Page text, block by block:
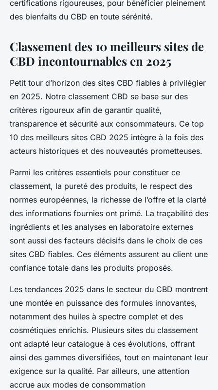
certifications rigoureuses, pour bénéficier pleinement
des bienfaits du CBD en toute sérénité.
Classement des 10 meilleurs sites de
CBD incontournables en 2025
Petit tour d’horizon des sites CBD fiables à privilégier
en 2025. Notre classement CBD se base sur des
critères rigoureux afin de garantir qualité,
transparence et sécurité aux consommateurs. Ce top
10 des meilleurs sites CBD 2025 intègre à la fois des
acteurs historiques et des nouveautés prometteuses.
Parmi les critères essentiels pour constituer ce
classement, la pureté des produits, le respect des
normes européennes, la richesse de l’offre et la clarté
des informations fournies ont primé. La traçabilité des
ingrédients et les analyses en laboratoire externes
sont aussi des facteurs décisifs dans le choix de ces
sites CBD fiables. Ces éléments assurent au client une
confiance totale dans les produits proposés.
Les tendances 2025 dans le secteur du CBD montrent
une montée en puissance des formules innovantes,
notamment des huiles à spectre complet et des
cosmétiques enrichis. Plusieurs sites du classement
ont adapté leur catalogue à ces évolutions, offrant
ainsi des gammes diversifiées, tout en maintenant leur
exigence sur la qualité. Par ailleurs, une attention
accrue aux modes de consommation